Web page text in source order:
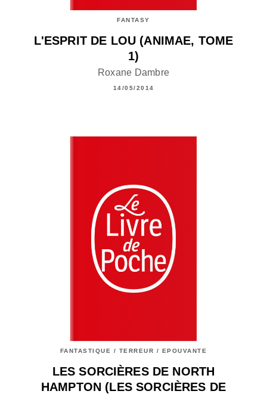
FANTASY
L'ESPRIT DE LOU (ANIMAE, TOME
1)
Roxane Dambre
14/05/2014
FANTASTIQUE / TERREUR / EPOUVANTE
LES SORCIÈRES DE NORTH
HAMPTON (LES SORCIÈRES DE